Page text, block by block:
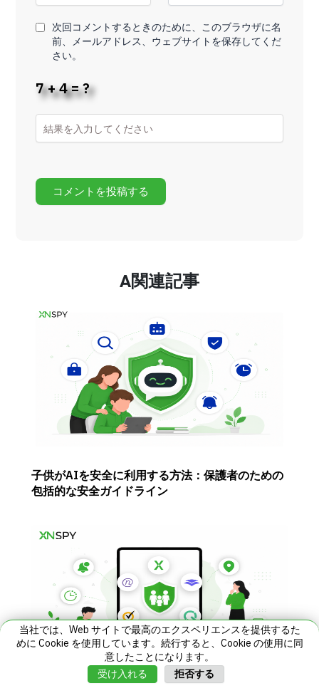
次回コメントするときのために、このブラウザに名
前、メールアドレス、ウェブサイトを保存してくだ
さい。
7 + 4 = ?
A関連記事
子供がAIを安全に利用する方法：保護者のための
包括的な安全ガイドライン
当社では、Web サイトで最高のエクスペリエンスを提供するた
めに Cookie を使用しています。続行すると、Cookie の使用に同
意したことになります。
受け入れる
拒否する